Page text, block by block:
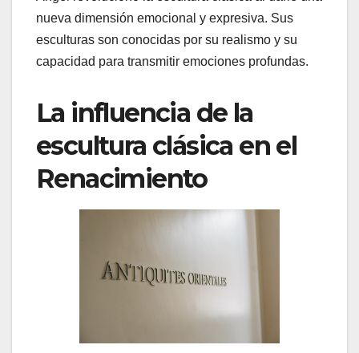
nueva dimensión emocional y expresiva. Sus
esculturas son conocidas por su realismo y su
capacidad para transmitir emociones profundas.
La influencia de la
escultura clásica en el
Renacimiento